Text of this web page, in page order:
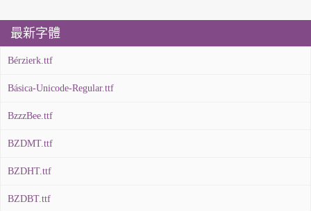
最新字體
Bérzierk.ttf
Básica-Unicode-Regular.ttf
BzzzBee.ttf
BZDMT.ttf
BZDHT.ttf
BZDBT.ttf